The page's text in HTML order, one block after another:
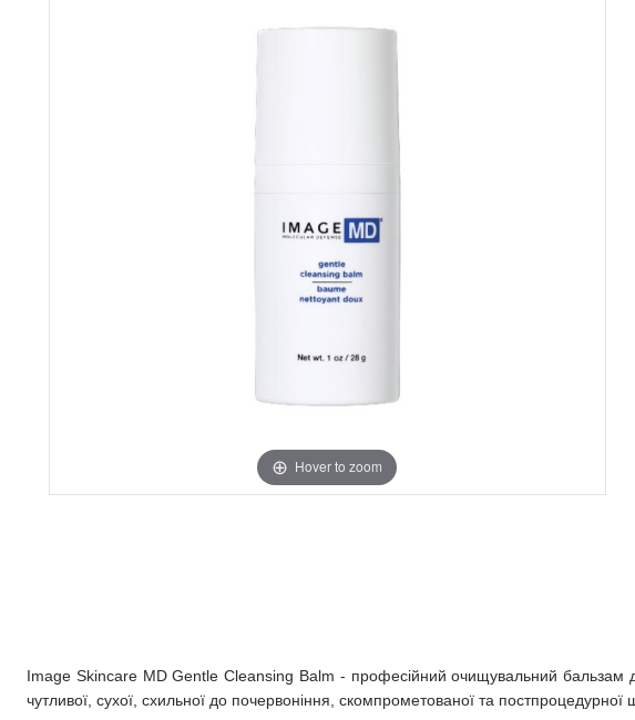
Hover to zoom
Image Skincare MD Gentle Cleansing Balm - професійний очищувальний бальзам
чутливої, сухої, схильної до почервоніння, скомпрометованої та